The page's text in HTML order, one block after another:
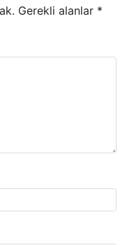
Gerekli alanlar *